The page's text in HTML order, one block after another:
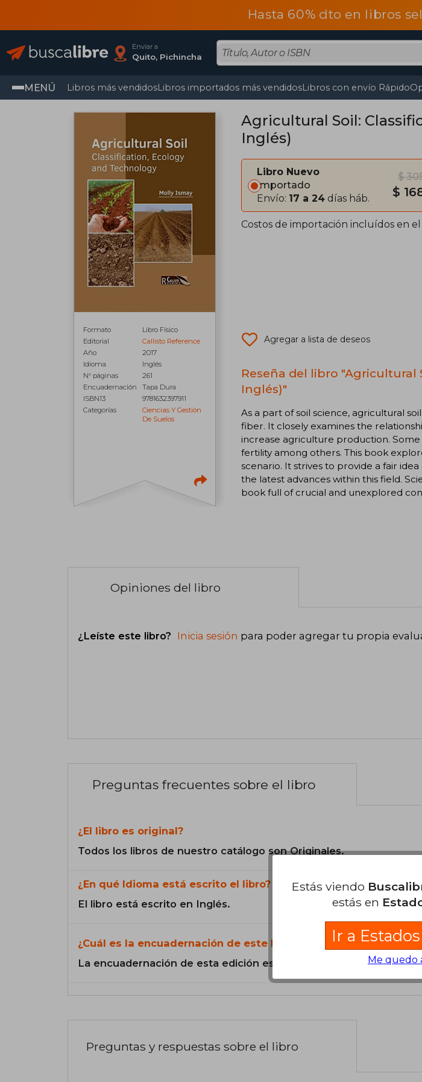
Hasta 60% dto en libros
Enviar a
Quito, Pichincha
MENÚ Libros más vendidosLibros importados más vendidosLibros con envío Rápido
Formato
Libro Físico
Editorial
Callisto Reference
Año
2017
Idioma
Inglés
N° páginas
261
Encuadernación
Tapa Dura
ISBN13
9781632397911
Categorías
Ciencias Y Gestión
De Suelos
Agricultural Soil:
Inglés)
Libro Nuevo
Importado
Envío: 17 a 24 días háb.
$
$
Costos de importación incluídos en el
Agregar a lista de deseos
Reseña del libro "Agricultural
Inglés)"
As a part of soil science, agricultural
fiber. It closely examines the
increase agriculture production. Some
fertility among others. This book
scenario. It strives to provide a fair
the latest advances within this field.
book full of crucial and unexplored
Opiniones del libro
¿Leíste este libro? Inicia sesión para poder agregar tu propia
Preguntas frecuentes sobre el libro
¿El libro es original?
Todos los libros de nuestro catálogo son Originales.
¿En qué Idioma está escrito el libro?
El libro está escrito en Inglés.
¿Cuál es la encuadernación de este libro?
La encuadernación de esta edición es Tapa Dura.
Preguntas y respuestas sobre el libro
Estás viendo
estás en
Ir a
Me quedo